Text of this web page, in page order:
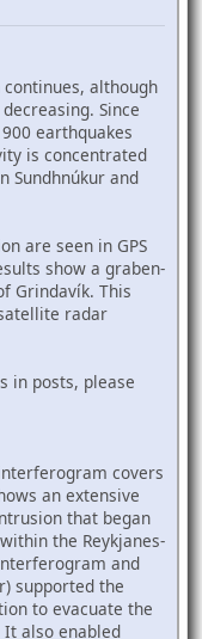
although
Since
earthquakes
is concentrated
Sundhnúkur and
are seen in GPS
show a graben-
Grindavík. This
radar
in posts, please
interferogram covers
an extensive
that began
the Reykjanes-
and
supported the
to evacuate the
also enabled